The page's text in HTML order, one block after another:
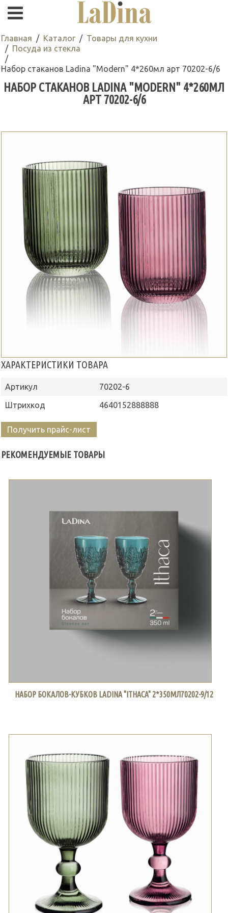
Главная Каталог
Товары для кухни
Посуда из стекла
Набор стаканов Ladina "Modern" 4*260мл арт 70202-6/6
НАБОР СТАКАНОВ LADINA "MODERN" 4*260МЛ
АРТ 70202-6/6
ХАРАКТЕРИСТИКИ ТОВАРА
Артикул
70202-6
Штрихкод
4640152888888
Получить прайс-лист
РЕКОМЕНДУЕМЫЕ ТОВАРЫ
НАБОР БОКАЛОВ-КУБКОВ LADINA "ITHACA" 2*350МЛ70202-9/12